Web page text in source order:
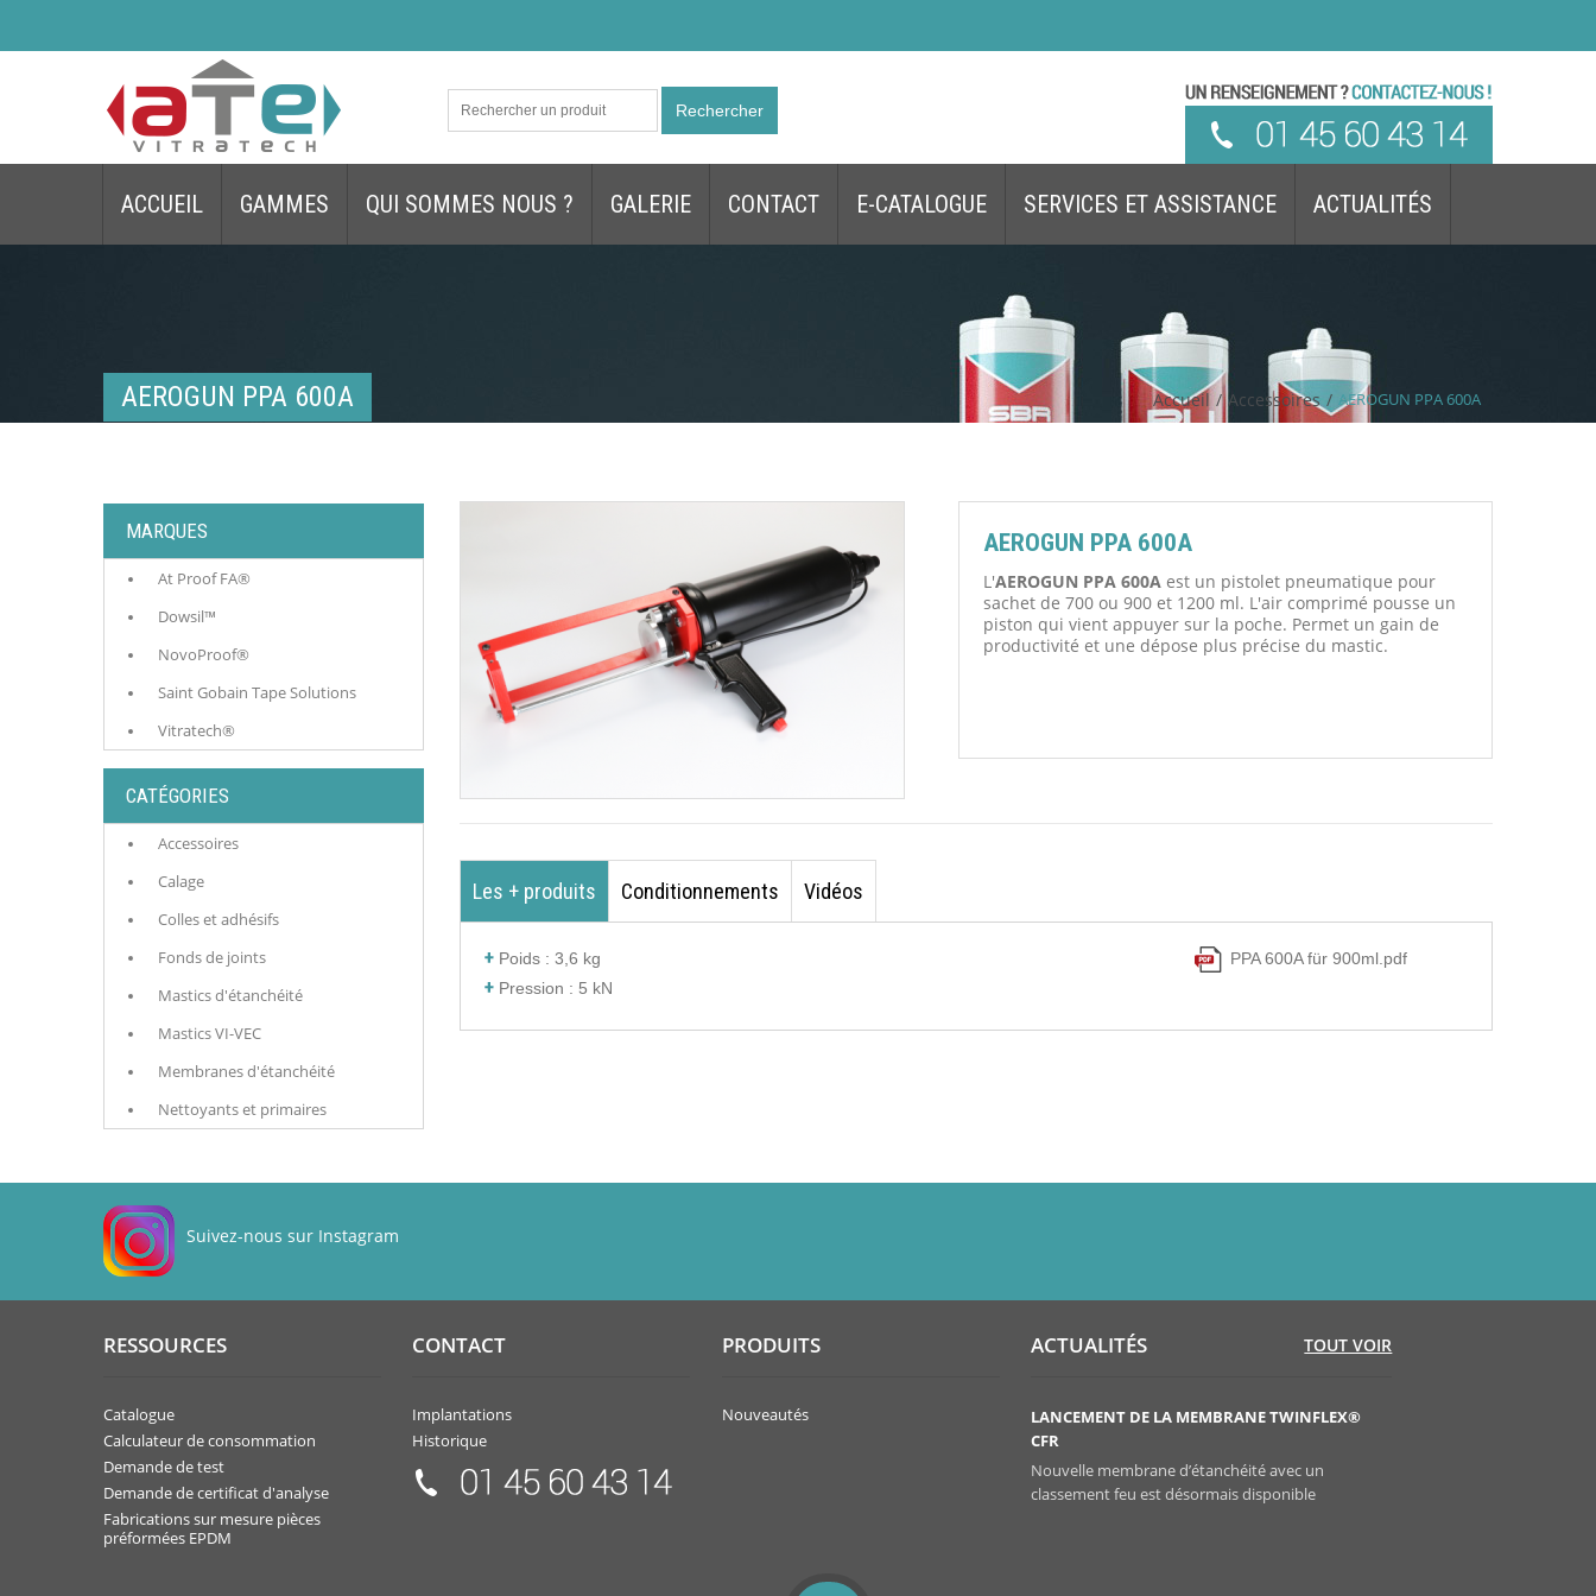
Rechercher
ACCUEIL GAMMES QUI SOMMES NOUS ? GALERIE CONTACT E-CATALOGUE SERVICES ET ASSISTANCE ACTUALITÉS
AEROGUN PPA 600A Accueil / Accessoires / AEROGUN PPA 600A
MARQUES
At Proof FA®
Dowsil™
NovoProof®
Saint Gobain Tape Solutions
Vitratech®
CATÉGORIES
Accessoires
Calage
Colles et adhésifs
Fonds de joints
Mastics d'étanchéité
Mastics VI-VEC
Membranes d'étanchéité
Nettoyants et primaires
AEROGUN PPA 600A
L'AEROGUN PPA 600A est un pistolet pneumatique pour
sachet de 700 ou 900 et 1200 ml. L'air comprimé pousse un
piston qui vient appuyer sur la poche. Permet un gain de
productivité et une dépose plus précise du mastic.
Les + produits Conditionnements Vidéos
PPA 600A für 900ml.pdf
Poids : 3,6 kg
Pression : 5 kN
Suivez-nous sur Instagram
RESSOURCES
Catalogue
Calculateur de consommation
Demande de test
Demande de certificat d'analyse
Fabrications sur mesure pièces
préformées EPDM
CONTACT
Implantations
Historique
PRODUITS
Nouveautés
ACTUALITÉS TOUT VOIR
TELECHARGEMENT
LANCEMENT DE LA MEMBRANE TWINFLEX®
CFR
Nouvelle membrane d’étanchéité avec un
classement feu est désormais disponible